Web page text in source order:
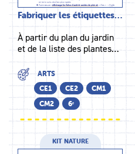
Fabriquer les étiquettes…
À partir du plan du jardin
et de la liste des plantes…
ARTS
CE1
CE2
CM1
CM2
6ᵉ
KIT NATURE